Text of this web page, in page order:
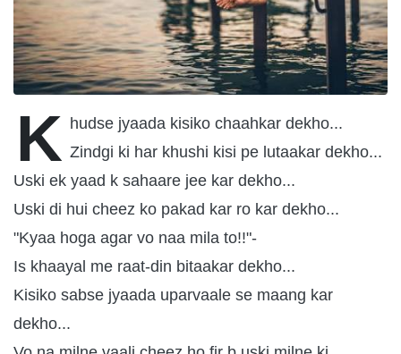
K hudse jyaada kisiko chaahkar dekho...
Zindgi ki har khushi kisi pe lutaakar dekho...
Uski ek yaad k sahaare jee kar dekho...
Uski di hui cheez ko pakad kar ro kar dekho...
"Kyaa hoga agar vo naa mila to!!"-
Is khaayal me raat-din bitaakar dekho...
Kisiko sabse jyaada uparvaale se maang kar
dekho...